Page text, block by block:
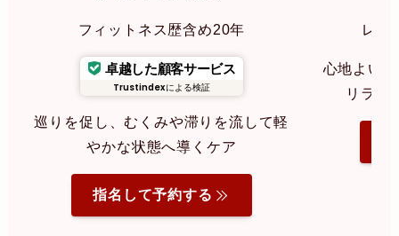
フィットネス歴含め20年
卓越した顧客サービス
Trustindexによる検証
巡りを促し、むくみや滞りを流して軽
やかな状態へ導くケア
指名して予約する
レイ
心地よい
リラク